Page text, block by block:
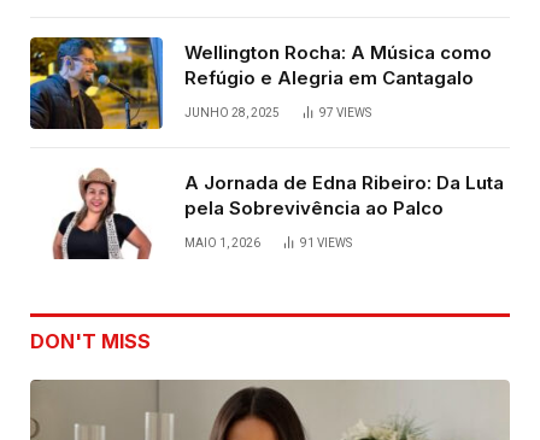
Wellington Rocha: A Música como
Refúgio e Alegria em Cantagalo
JUNHO 28, 2025 97 VIEWS
A Jornada de Edna Ribeiro: Da Luta
pela Sobrevivência ao Palco
MAIO 1, 2026 91 VIEWS
DON'T MISS